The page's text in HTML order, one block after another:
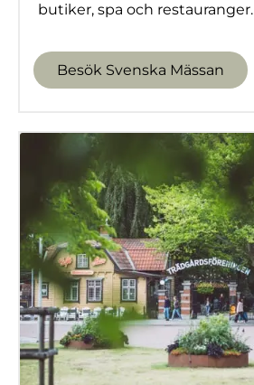
butiker, spa och restauranger.
Besök Svenska Mässan